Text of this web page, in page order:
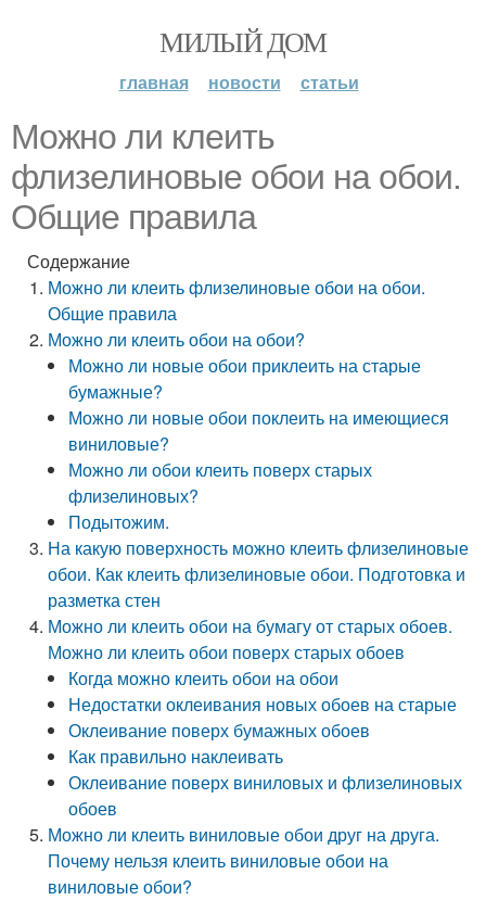
МИЛЫЙ ДОМ
главная новости статьи
Можно ли клеить
флизелиновые обои на обои.
Общие правила
Содержание
Можно ли клеить флизелиновые обои на обои.
Общие правила
Можно ли клеить обои на обои?
Можно ли новые обои приклеить на старые
бумажные?
Можно ли новые обои поклеить на имеющиеся
виниловые?
Можно ли обои клеить поверх старых
флизелиновых?
Подытожим.
На какую поверхность можно клеить флизелиновые
обои. Как клеить флизелиновые обои. Подготовка и
разметка стен
Можно ли клеить обои на бумагу от старых обоев.
Можно ли клеить обои поверх старых обоев
Когда можно клеить обои на обои
Недостатки оклеивания новых обоев на старые
Оклеивание поверх бумажных обоев
Как правильно наклеивать
Оклеивание поверх виниловых и флизелиновых
обоев
Можно ли клеить виниловые обои друг на друга.
Почему нельзя клеить виниловые обои на
виниловые обои?